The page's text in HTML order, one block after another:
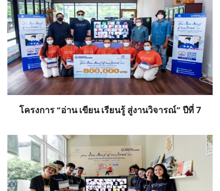
โครงการ “อ่าน เขียน เรียนรู้ สู่งานวิจารณ์” ปีที่ 7